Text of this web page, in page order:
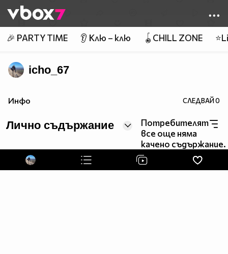
👾
🎉 PARTY TIME 👂 Клю – клю 🪀CHILL ZONE
icho_67
Инфо СЛЕДВАЙ0
Лично съдържание
Потребителят
все още няма
качено съдържание.